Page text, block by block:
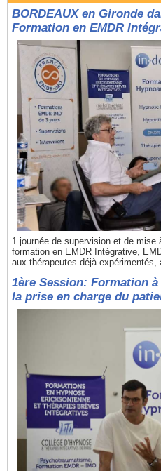
BORDEAUX en Gironde
Formation en EMDR
1 journée de supervision et de
formation en EMDR Intégrative,
aux thérapeutes déjà expérimentés,
1ère Session: Formation
la prise en charge du